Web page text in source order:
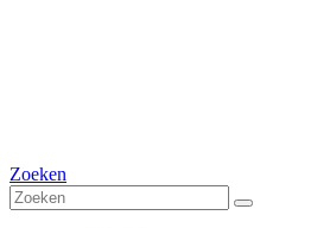
Zoeken